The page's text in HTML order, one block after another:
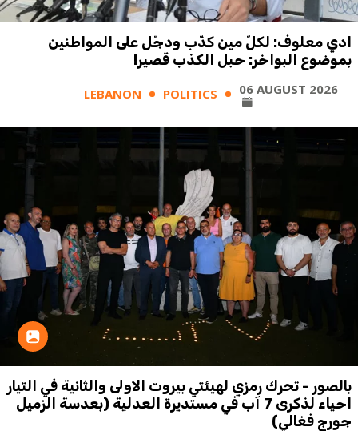
ادي معلوف: لكلّ مين كذّب ودجّل على المواطنين
بموضوع البواخر: حبل الكذب قصير!
LEBANON POLITICS 06 AUGUST 2026
بالصور - تحرك رمزي لهيئتي بيروت الاولى والثانية في التيار
احياء لذكرى 7 آب في مستديرة العدلية (بعدسة الزميل
جورج فغالي)